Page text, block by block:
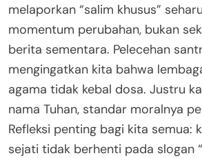
melaporkan “salim khusus”
momentum perubahan, bukan
berita sementara. Pelecehan
mengingatkan kita bahwa
agama tidak kebal dosa. Justru
nama Tuhan, standar moralnya
Refleksi penting bagi kita semua:
sejati tidak berhenti pada slogan